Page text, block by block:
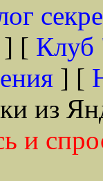
] [ Клуб
] [
из
и